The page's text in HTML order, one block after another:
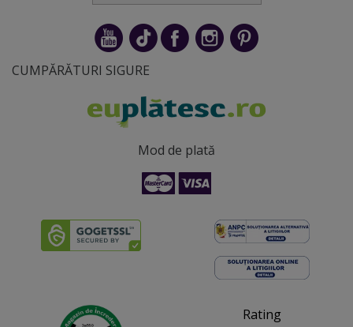
CUMPĂRĂTURI SIGURE
Mod de plată
Rating